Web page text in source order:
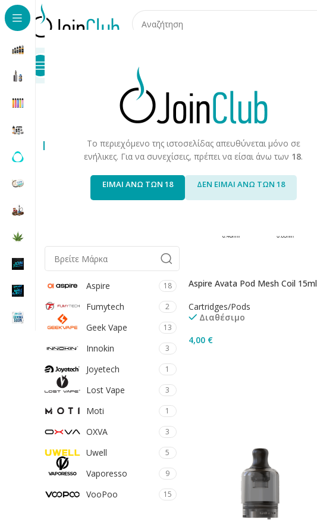
Το περιεχόμενο της ιστοσελίδας απευθύνεται μόνο σε
ενήλικες. Για να συνεχίσεις, πρέπει να είσαι άνω των 18.
ΕΙΜΑΙ ΑΝΩ ΤΩΝ 18 ΔΕΝ ΕΙΜΑΙ ΑΝΩ ΤΩΝ 18
Καταστήματα
Αρχική σελίδα Συσκευές/Αναλώσιμα
Φιλτράρισμα
—10 €
Aspire 18
Fumytech 2
Geek Vape 13
Innokin 3
Joyetech 1
Lost Vape 3
Moti 1
OXVA 3
Uwell 5
Vaporesso 9
VooPoo 15
Cartridges/Pods
Aspire Avata Pod Mesh Coil 15ml
Cartridges/Pods
Διαθέσιμο
4,00 €